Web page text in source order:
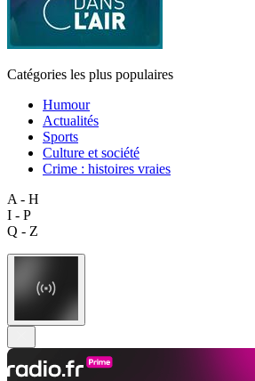
Catégories les plus populaires
Humour
Actualités
Sports
Culture et société
Crime : histoires vraies
A - H
I - P
Q - Z